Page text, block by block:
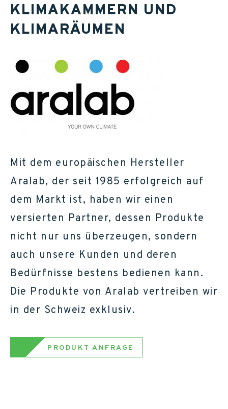
KLIMAKAMMERN UND
KLIMARÄUMEN
Mit dem europäischen Hersteller
Aralab, der seit 1985 erfolgreich auf
dem Markt ist, haben wir einen
versierten Partner, dessen Produkte
nicht nur uns überzeugen, sondern
auch unsere Kunden und deren
Bedürfnisse bestens bedienen kann.
Die Produkte von Aralab vertreiben wir
in der Schweiz exklusiv.
PRODUKT ANFRAGE